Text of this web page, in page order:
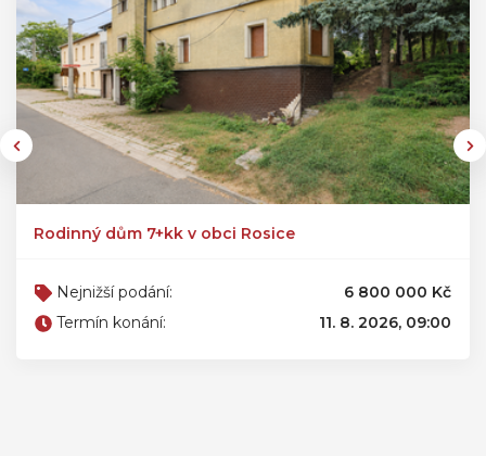
Rodinný dům 7+kk v obci Rosice
Nejnižší podání:
6 800 000 Kč
Termín konání:
11. 8. 2026, 09:00